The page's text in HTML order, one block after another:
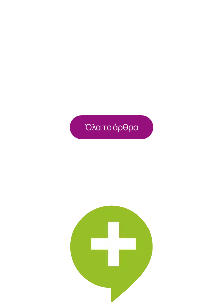
Όλα τα άρθρα